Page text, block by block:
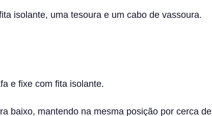
isolante, uma tesoura e um cabo de vassoura.
e fixe com fita isolante.
baixo, mantendo na mesma posição por cerca de